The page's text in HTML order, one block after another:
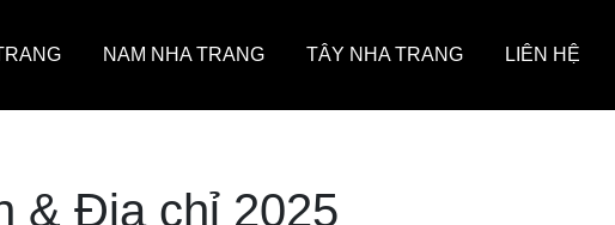
NAM NHA TRANG TÂY NHA TRANG LIÊN HỆ
& Địa chỉ 2025